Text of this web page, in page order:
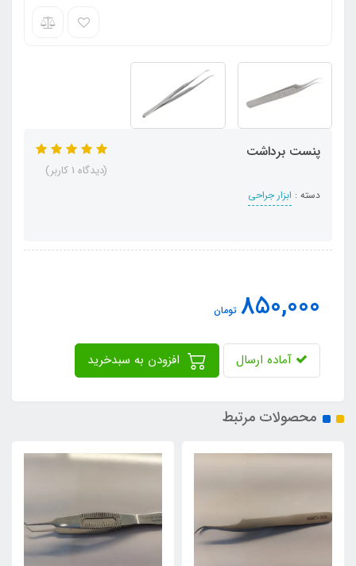
پنست برداشت
دسته : ابزار جراحی
(دیدگاه 1 کاربر)
850,000 تومان
آماده ارسال
محصولات مرتبط